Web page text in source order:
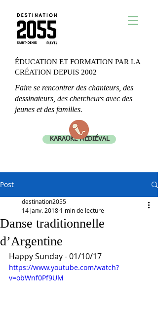
ÉDUCATION ET FORMATION PAR LA
CRÉATION DEPUIS 2002
Faire se rencontrer des chanteurs, des
dessinateurs, des chercheurs avec des
jeunes et des familles.
KARAOKÉ MÉDIÉVAL
Post
Danse traditionnelle
d’Argentine
destination2055
14 janv. 2018 1 min de lecture
Happy Sunday - 01/10/17
https://www.youtube.com/watch?
v=obWnf0Pf9UM